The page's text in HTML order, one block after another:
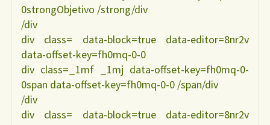
0strongObjetivo /strong/div
/div
div class= data-block=true data-editor=8nr2v
data-offset-key=fh0mq-0-0
div class=_1mf _1mj data-offset-key=fh0mq-0-
0span data-offset-key=fh0mq-0-0 /span/div
/div
div class= data-block=true data-editor=8nr2v